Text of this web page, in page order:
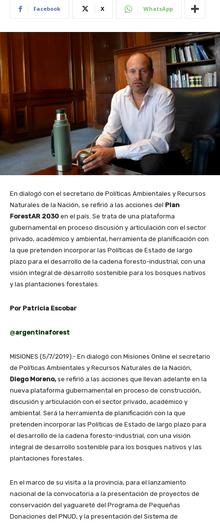
Facebook X WhatsApp
En dialogó con el secretario de Políticas Ambientales y Recursos
Naturales de la Nación, se refirió a las acciones del Plan
ForestAR 2030 en el país. Se trata de una plataforma
gubernamental en proceso discusión y articulación con el sector
privado, académico y ambiental, herramienta de planificación con
la que pretenden incorporar las Políticas de Estado de largo
plazo para el desarrollo de la cadena foresto-industrial, con una
visión integral de desarrollo sostenible para los bosques nativos
y las plantaciones forestales.
Por Patricia Escobar
@argentinaforest
MISIONES (5/7/2019).- En dialogó con Misiones Online el secretario
de Políticas Ambientales y Recursos Naturales de la Nación,
Diego Moreno,se refirió a las acciones que llevan adelante en la
nueva plataforma gubernamental en proceso de construcción,
discusión y articulación con el sector privado, académico y
ambiental. Será la herramienta de planificación con la que
pretenden incorporar las Políticas de Estado de largo plazo para
el desarrollo de la cadena foresto-industrial, con una visión
integral de desarrollo sostenible para los bosques nativos y las
plantaciones forestales.
En el marco de su visita a la provincia, para el lanzamiento
nacional de la convocatoria a la presentación de proyectos de
conservación del yaguareté del Programa de Pequeñas
Donaciones del PNUD, y la presentación del Sistema de